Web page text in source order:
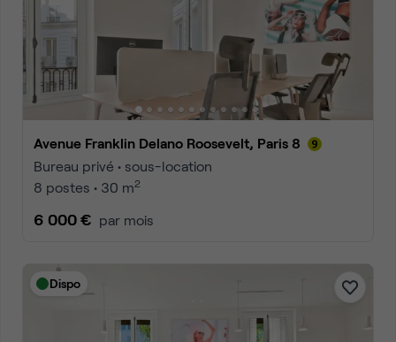
Avenue Franklin Delano Roosevelt, Paris 8
Bureau privé • sous-location
8 postes • 30 m2
6 000 € par mois
Dispo